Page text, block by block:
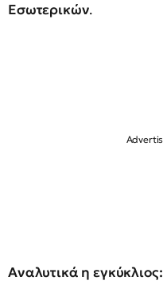
Εσωτερικών.
Αναλυτικά η εγκύκλιος: